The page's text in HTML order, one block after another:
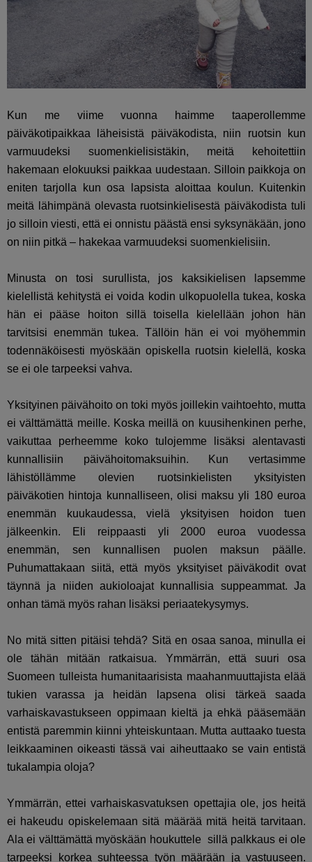
Kun me viime vuonna haimme taaperollemme
päiväkotipaikkaa läheisistä päiväkodista, niin ruotsin kun
varmuudeksi suomenkielisistäkin, meitä kehoitettiin
hakemaan elokuuksi paikkaa uudestaan. Silloin paikkoja on
eniten tarjolla kun osa lapsista aloittaa koulun. Kuitenkin
meitä lähimpänä olevasta ruotsinkielisestä päiväkodista tuli
jo silloin viesti, että ei onnistu päästä ensi syksynäkään, jono
on niin pitkä – hakekaa varmuudeksi suomenkielisiin.
Minusta on tosi surullista, jos kaksikielisen lapsemme
kielellistä kehitystä ei voida kodin ulkopuolella tukea, koska
hän ei pääse hoiton sillä toisella kielellään johon hän
tarvitsisi enemmän tukea. Tällöin hän ei voi myöhemmin
todennäköisesti myöskään opiskella ruotsin kielellä, koska
se ei ole tarpeeksi vahva.
Yksityinen päivähoito on toki myös joillekin vaihtoehto, mutta
ei välttämättä meille. Koska meillä on kuusihenkinen perhe,
vaikuttaa perheemme koko tulojemme lisäksi alentavasti
kunnallisiin päivähoitomaksuihin. Kun vertasimme
lähistöllämme olevien ruotsinkielisten yksityisten
päiväkotien hintoja kunnalliseen, olisi maksu yli 180 euroa
enemmän kuukaudessa, vielä yksityisen hoidon tuen
jälkeenkin. Eli reippaasti yli 2000 euroa vuodessa
enemmän, sen kunnallisen puolen maksun päälle.
Puhumattakaan siitä, että myös yksityiset päiväkodit ovat
täynnä ja niiden aukioloajat kunnallisia suppeammat. Ja
onhan tämä myös rahan lisäksi periaatekysymys.
No mitä sitten pitäisi tehdä? Sitä en osaa sanoa, minulla ei
ole tähän mitään ratkaisua. Ymmärrän, että suuri osa
Suomeen tulleista humanitaarisista maahanmuuttajista elää
tukien varassa ja heidän lapsena olisi tärkeä saada
varhaiskavastukseen oppimaan kieltä ja ehkä pääsemään
entistä paremmin kiinni yhteiskuntaan. Mutta auttaako tuesta
leikkaaminen oikeasti tässä vai aiheuttaako se vain entistä
tukalampia oloja?
Ymmärrän, ettei varhaiskasvatuksen opettajia ole, jos heitä
ei hakeudu opiskelemaan sitä määrää mitä heitä tarvitaan.
Ala ei välttämättä myöskään houkuttele sillä palkkaus ei ole
tarpeeksi korkea suhteessa työn määrään ja vastuuseen.